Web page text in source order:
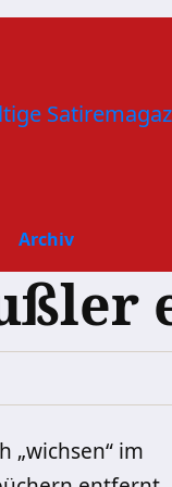
Archiv
„wichsen“ im